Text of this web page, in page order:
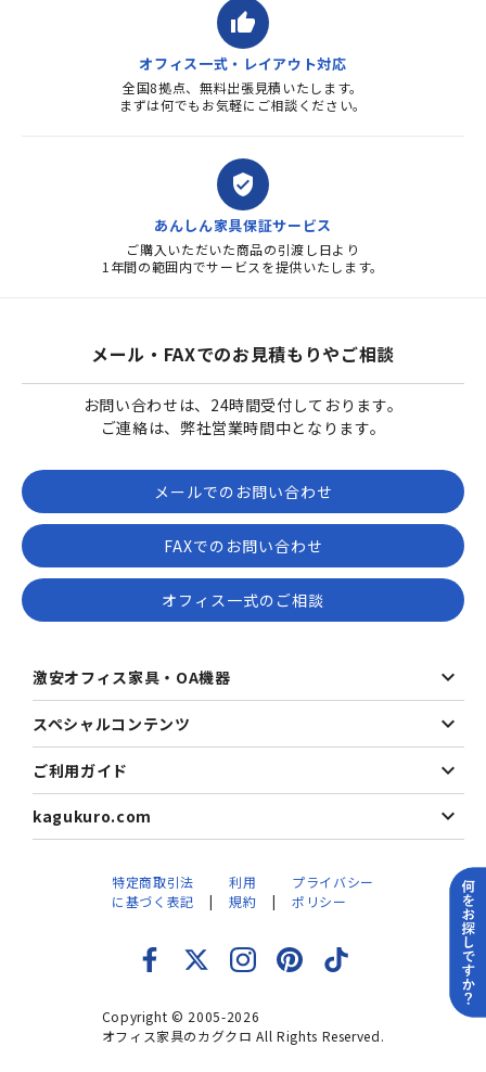
thumb_up
オフィス一式・レイアウト対応
全国8拠点、無料出張見積いたします。
まずは何でもお気軽にご相談ください。
verified_user
あんしん家具保証サービス
ご購入いただいた商品の引渡し日より
1年間の範囲内でサービスを提供いたします。
メール・FAXでのお見積もりやご相談
お問い合わせは、24時間受付しております。
ご連絡は、弊社営業時間中となります。
メールでのお問い合わせ
FAXでのお問い合わせ
オフィス一式のご相談
激安オフィス家具・OA機器
スペシャルコンテンツ
ご利用ガイド
kagukuro.com
Copyright © 2005-2026
オフィス家具のカグクロ All Rights Reserved.
特定商取引法
に基づく表記
利用
規約
プライバシー
ポリシー